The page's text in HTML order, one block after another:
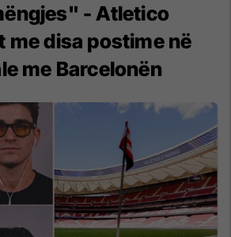
- Atletico
me disa postime në
me Barcelonën